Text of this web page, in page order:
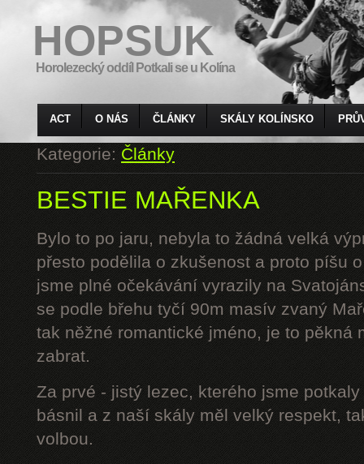
HOPSUK
Horolezecký oddíl Potkali se u Kolína
ACT O NÁS ČLÁNKY SKÁLY KOLÍNSKO
Kategorie:Články
BESTIE MAŘENKA
Bylo to po jaru, nebyla to žádná velká
přesto podělila o zkušenost a proto píšu
jsme plné očekávání vyrazily na
se podle břehu tyčí 90m masív zvaný
tak něžné romantické jméno, je to pěkná
zabrat.
Za prvé - jistý lezec, kterého jsme
básnil a z naší skály měl velký respekt,
volbou.